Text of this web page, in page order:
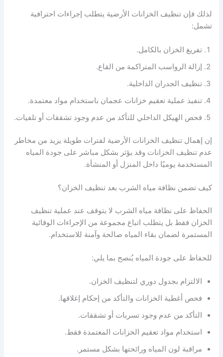
لذلك فإن تنظيف الخزانات الأرضية يتطلب إجراءات احترافية
تشمل:
تفريغ الخزان بالكامل.
إزالة الرواسب المتراكمة من القاع.
تنظيف الجدران الداخلية.
تنفيذ عملية تعقيم خزانات عجمان باستخدام مواد معتمدة.
فحص الهيكل الداخلي للتأكد من عدم وجود تشققات أو تلفيات.
إن إهمال تنظيف الخزانات الأرضية لفترات طويلة يزيد من مخاطر
عدم تنظيف الخزانات وقد يؤثر بشكل مباشر على جودة المياه
المستخدمة يوميًا داخل المنزل أو المنشأة.
كيف تضمن نظافة مياه الشرب بعد تنظيف الخزان؟
الحفاظ على نظافة مياه الشرب لا يتوقف عند عملية تنظيف
الخزان فقط بل يتطلب اتباع مجموعة من الإجراءات الوقائية
المستمرة لضمان بقاء المياه صالحة وآمنة للاستخدام.
للحفاظ على جودة المياه يُنصح بما يلي:
الالتزام بجدول دوري لتنظيف الخزان.
فحص أغطية الخزانات والتأكد من إحكام إغلاقها.
التأكد من عدم وجود تسربات أو تشققات.
استخدام مواد تعقيم الخزانات المعتمدة فقط.
مراقبة لون المياه ورائحتها بشكل مستمر.